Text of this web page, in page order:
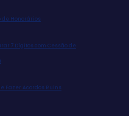
de Honorários
7 Dígitos com Cessão de
Fazer Acordos Ruins